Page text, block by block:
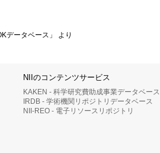
データベース」 より
NIIのコンテンツサービス
KAKEN - 科学研究費助成事業データベース
IRDB - 学術機関リポジトリデータベース
NII-REO - 電子リソースリポジトリ